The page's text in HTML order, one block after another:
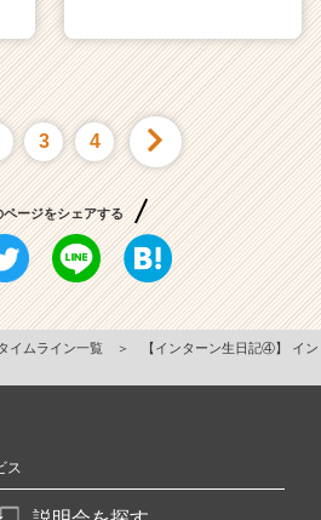
3 4
ページをシェアする
イムライン一覧 ＞
【インターン生日記④】 イン
ス